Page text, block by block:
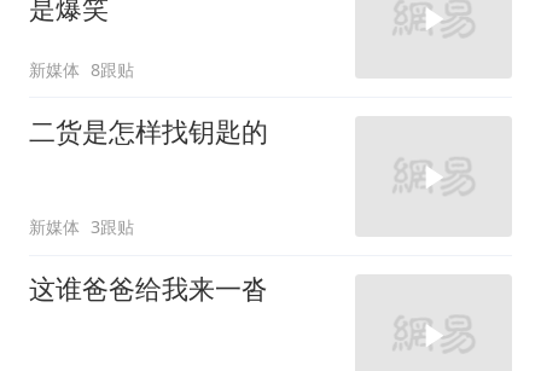
是爆笑
新媒体 8跟贴
二货是怎样找钥匙的
新媒体 3跟贴
这谁爸爸给我来一沓